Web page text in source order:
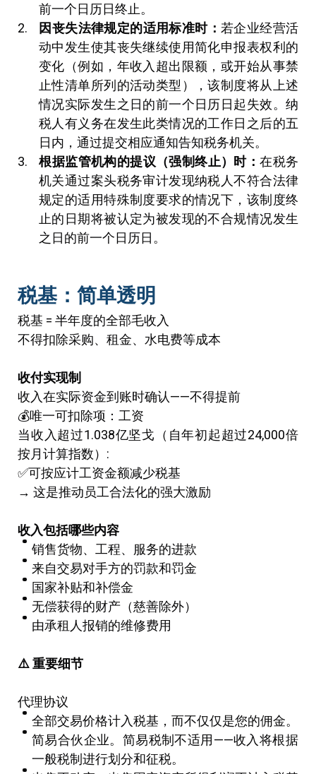
前一个日历日终止。
因丧失法律规定的适用标准时： 若企业经营活
动中发生使其丧失继续使用简化申报表权利的
变化（例如，年收入超出限额，或开始从事禁
止性清单所列的活动类型），该制度将从上述
情况实际发生之日的前一个日历日起失效。纳
税人有义务在发生此类情况的工作日之后的五
日内，通过提交相应通知告知税务机关。
根据监管机构的提议（强制终止）时：在税务
机关通过案头税务审计发现纳税人不符合法律
规定的适用特殊制度要求的情况下，该制度终
止的日期将被认定为被发现的不合规情况发生
之日的前一个日历日。
税基：简单透明
税基 = 半年度的全部毛收入
不得扣除采购、租金、水电费等成本
收付实现制
收入在实际资金到账时确认——不得提前
💰唯一可扣除项：工资
当收入超过1.038亿坚戈（自年初起超过24,000倍
按月计算指数）:
✅可按应计工资金额减少税基
→ 这是推动员工合法化的强大激励
收入包括哪些内容
销售货物、工程、服务的进款
来自交易对手方的罚款和罚金
国家补贴和补偿金
无偿获得的财产（慈善除外）
由承租人报销的维修费用
⚠重要细节
代理协议
全部交易价格计入税基，而不仅仅是您的佣金。
简易合伙企业。简易税制不适用——收入将根据
一般税制进行划分和征税。